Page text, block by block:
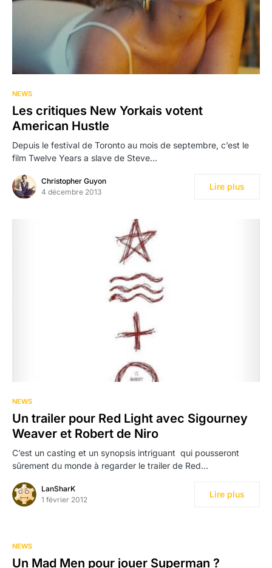
NEWS
Les critiques New Yorkais votent
American Hustle
Depuis le festival de Toronto au mois de septembre, c’est le
film Twelve Years a slave de Steve…
Christopher Guyon
4 décembre 2013
Lire plus
NEWS
Un trailer pour Red Light avec Sigourney
Weaver et Robert de Niro
C’est un casting et un synopsis intriguant qui pousseront
sûrement du monde à regarder le trailer de Red…
LanSharK
1 février 2012
Lire plus
NEWS
Un Mad Men pour jouer Superman ?